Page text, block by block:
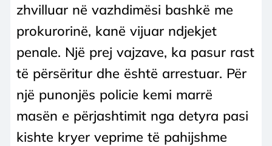
zhvilluar në vazhdimësi bashkë me
prokurorinë, kanë vijuar ndjekjet
penale. Një prej vajzave, ka pasur rast
të përsëritur dhe është arrestuar. Për
një punonjës policie kemi marrë
masën e përjashtimit nga detyra pasi
kishte kryer veprime të pahijshme